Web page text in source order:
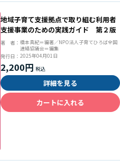
地域子育て支援拠点で取り組む利用者
支援事業のための実践ガイド 第２版
著 者： 橋本真紀＝編著／NPO法人子育てひろば全国
連絡協議会＝編集
発行日： 2025年04月01日
2,200円
詳細を見る
カートに入れる